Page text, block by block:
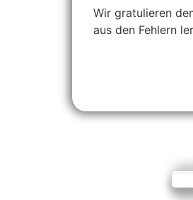
Wir gratulieren
aus den Fehlern